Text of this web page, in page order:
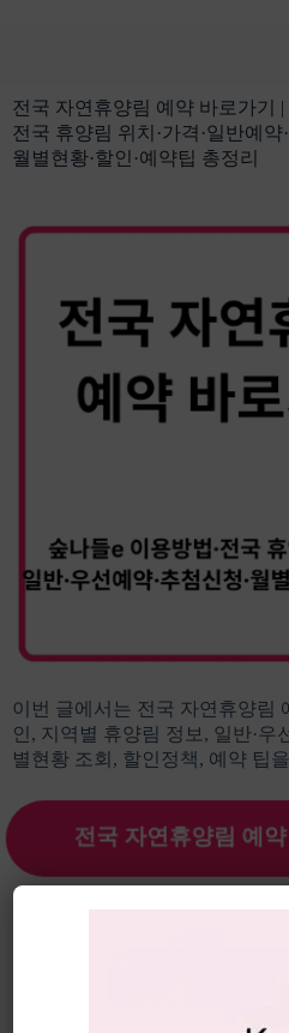
건
너
뛰
전국 자연휴양림 예약 바로가기 |
전국 휴양림 위치·가격·일반예약
월별현황·할인·예약팁 총정리
이번 글에서는 전국 자연휴양림
인, 지역별 휴양림 정보, 일반·우
별현황 조회, 할인정책, 예약 팁
전국 자연휴양림 예